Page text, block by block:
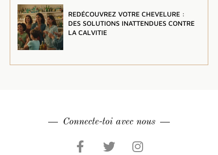
REDÉCOUVREZ VOTRE CHEVELURE :
DES SOLUTIONS INATTENDUES CONTRE
LA CALVITIE
Connecte-toi avec nous